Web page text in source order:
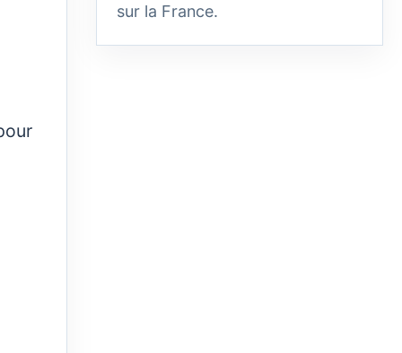
sur la France.